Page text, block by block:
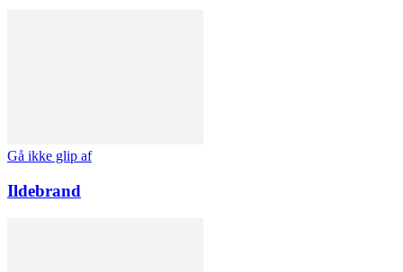
Gå ikke glip af
Ildebrand